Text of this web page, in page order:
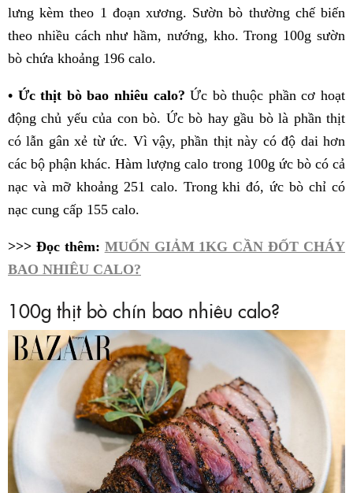
lưng kèm theo 1 đoạn xương. Sườn bò thường chế biến
theo nhiều cách như hầm, nướng, kho. Trong 100g sườn
bò chứa khoảng 196 calo.
• Ức thịt bò bao nhiêu calo? Ức bò thuộc phần cơ hoạt
động chủ yếu của con bò. Ức bò hay gầu bò là phần thịt
có lẫn gân xẻ từ ức. Vì vậy, phần thịt này có độ dai hơn
các bộ phận khác. Hàm lượng calo trong 100g ức bò có cả
nạc và mỡ khoảng 251 calo. Trong khi đó, ức bò chỉ có
nạc cung cấp 155 calo.
>>> Đọc thêm: MUỐN GIẢM 1KG CẦN ĐỐT CHÁY
BAO NHIÊU CALO?
100g thịt bò chín bao nhiêu calo?